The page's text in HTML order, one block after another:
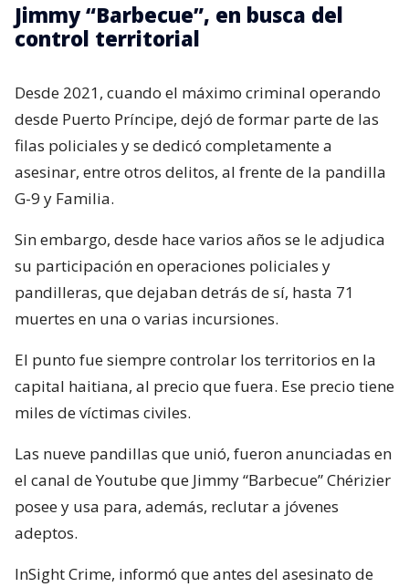
Jimmy “Barbecue”, en busca del
control territorial
Desde 2021, cuando el máximo criminal operando
desde Puerto Príncipe, dejó de formar parte de las
filas policiales y se dedicó completamente a
asesinar, entre otros delitos, al frente de la pandilla
G-9 y Familia.
Sin embargo, desde hace varios años se le adjudica
su participación en operaciones policiales y
pandilleras, que dejaban detrás de sí, hasta 71
muertes en una o varias incursiones.
El punto fue siempre controlar los territorios en la
capital haitiana, al precio que fuera. Ese precio tiene
miles de víctimas civiles.
Las nueve pandillas que unió, fueron anunciadas en
el canal de Youtube que Jimmy “Barbecue” Chérizier
posee y usa para, además, reclutar a jóvenes
adeptos.
InSight Crime, informó que antes del asesinato de